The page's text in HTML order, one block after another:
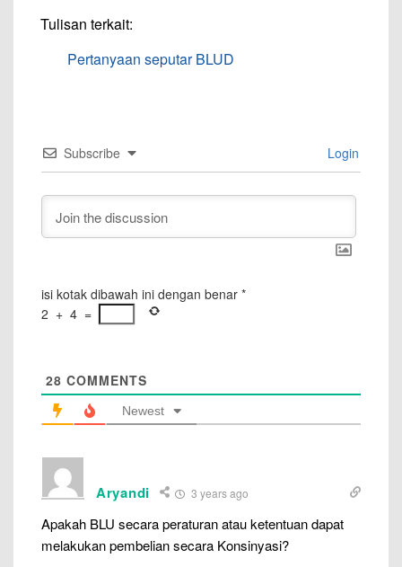
Tulisan terkait:
Pertanyaan seputar BLUD
Subscribe Login
isi kotak dibawah ini dengan benar *
2 + 4 =
28 COMMENTS
Newest
Aryandi 3 years ago
Apakah BLU secara peraturan atau ketentuan dapat
melakukan pembelian secara Konsinyasi?